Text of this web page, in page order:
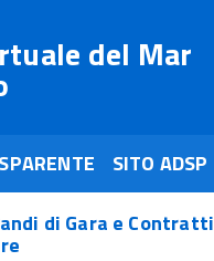
del Mar
SITO ADSP
di Gara e Contratti